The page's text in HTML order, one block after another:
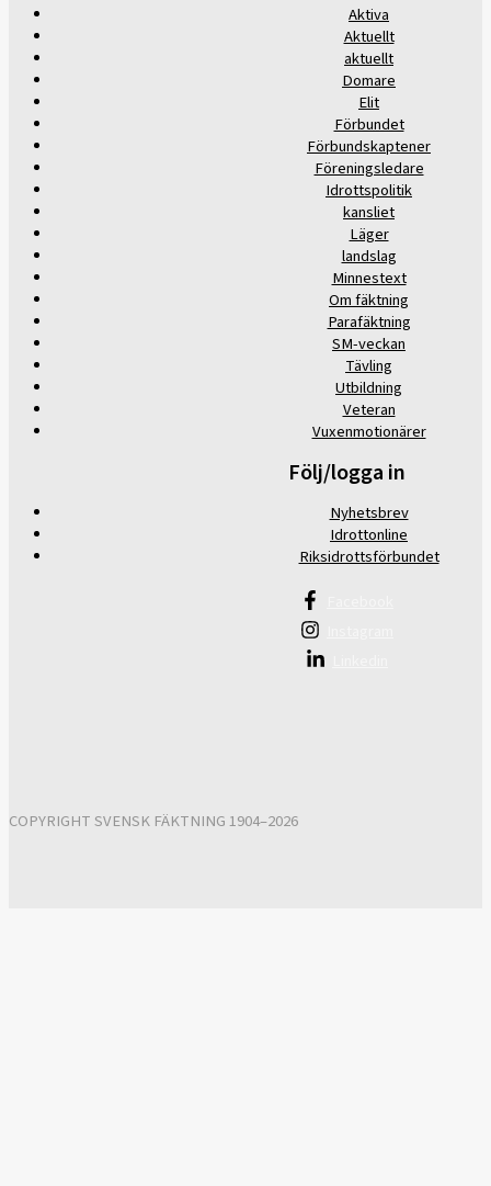
Aktiva
Aktuellt
aktuellt
Domare
Elit
Förbundet
Förbundskaptener
Föreningsledare
Idrottspolitik
kansliet
Läger
landslag
Minnestext
Om fäktning
Parafäktning
SM-veckan
Tävling
Utbildning
Veteran
Vuxenmotionärer
Följ/logga in
Nyhetsbrev
Idrottonline
Riksidrottsförbundet
COPYRIGHT SVENSK FÄKTNING 1904–2026